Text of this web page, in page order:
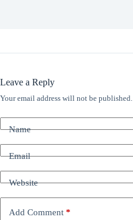
Leave a Reply
Your email address will not be published.
Name
Email
Website
Add Comment *